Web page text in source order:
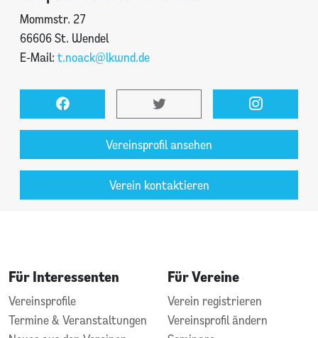
Mommstr. 27
66606 St. Wendel
E-Mail: t.noack@lkwnd.de
Vereinsprofil ansehen
Verein kontaktieren
Für Interessenten
Vereinsprofile
Termine & Veranstaltungen
Für Vereine
Verein registrieren
Vereinsprofil ändern